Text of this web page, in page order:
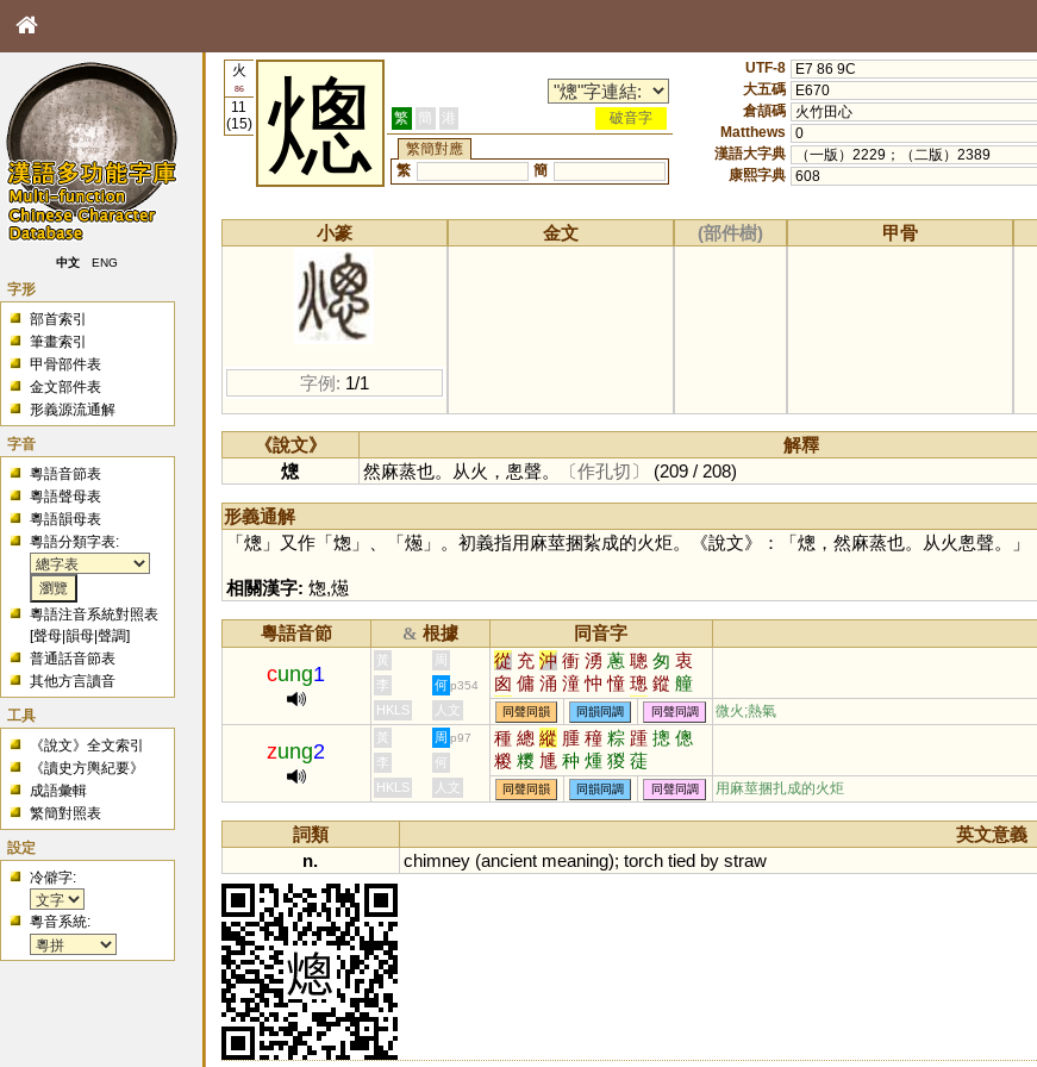
中文 ENG
字形
部首索引
筆畫索引
甲骨部件表
金文部件表
形義源流通解
字音
粵語音節表
粵語聲母表
粵語韻母表
粵語分類字表:
粵語注音系統對照表
[聲母 |韻母 |聲調]
普通話音節表
其他方言讀音
工具
《說文》全文索引
《讀史方輿紀要》
成語彙輯
繁簡對照表
設定
冷僻字:
粵音系統:
火
86
11
(15)
熜 繁 簡 港
破音字
繁簡對應
繁
簡
UTF-8
E7 86 9C
大五碼
E670
倉頡碼
火竹田心
Matthews
0
漢語大字典
（一版）2229；（二版）2389
康熙字典 608
小篆
字例: 1/1
金文 (部件樹) 甲骨
《說文》 解釋
熜
然麻蒸也。从火，悤聲。 〔作孔切〕 (209 / 208)
形義通解
「熜 」又作「㷓 」、「燪 」。初義指用麻莖捆紥成的火炬。《說文》：「熜，然麻蒸也。从火悤聲。」
相關漢字: 㷓,燪
粵語音節 & 根據 同音字
cung1
黃 周 從 充 沖 衝 湧 蔥 聰 匆 衷
囪 傭 涌 潼 忡 憧 璁 鏦 艟
悤 樅 翀 罿 蓯 瑽 憃 摐 浺
埇 茺 嫞 棇 暰 祌 瞛 驄 蟌
珫
李 何 p354
HKLS 人文 同聲同韻 同韻同調 同聲同調 微火;熱氣
zung2
黃 周 p97 種 總 縱 腫 穜 粽 踵 摠 傯
糉 糭 尰 种 煄 猣 蓗
李
何
HKLS
人文 同聲同韻 同韻同調 同聲同調 用麻莖捆扎成的火炬
詞類
英文意義
n.
chimney(ancient meaning); torch tied by straw